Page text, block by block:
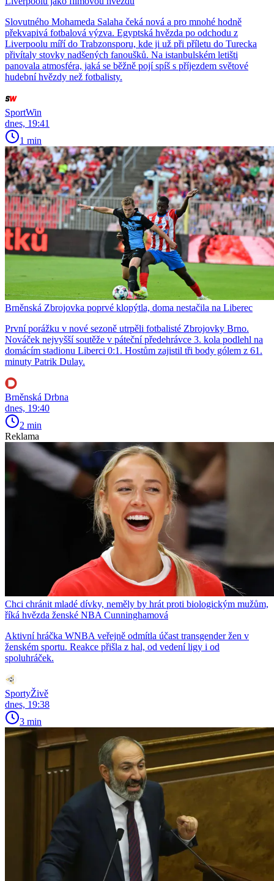
Slovutného Mohameda Salaha čeká nová a pro mnohé hodně
překvapivá fotbalová výzva. Egyptská hvězda po odchodu z
Liverpoolu míří do Trabzonsporu, kde ji už při příletu do Turecka
přivítaly stovky nadšených fanoušků. Na istanbulském letišti
panovala atmosféra, jaká se běžně pojí spíš s příjezdem světové
hudební hvězdy než fotbalisty.
SportWin
dnes, 19:41
1 min
Brněnská Zbrojovka poprvé klopýtla, doma nestačila na Liberec
První porážku v nové sezoně utrpěli fotbalisté Zbrojovky Brno.
Nováček nejvyšší soutěže v páteční předehrávce 3. kola podlehl na
domácím stadionu Liberci 0:1. Hostům zajistil tři body gólem z 61.
minuty Patrik Dulay.
Brněnská Drbna
dnes, 19:40
2 min
Reklama
Chci chránit mladé dívky, neměly by hrát proti biologickým mužům,
říká hvězda ženské NBA Cunninghamová
Aktivní hráčka WNBA veřejně odmítla účast transgender žen v
ženském sportu. Reakce přišla z hal, od vedení ligy i od
spoluhráček.
SportyŽivě
dnes, 19:38
3 min